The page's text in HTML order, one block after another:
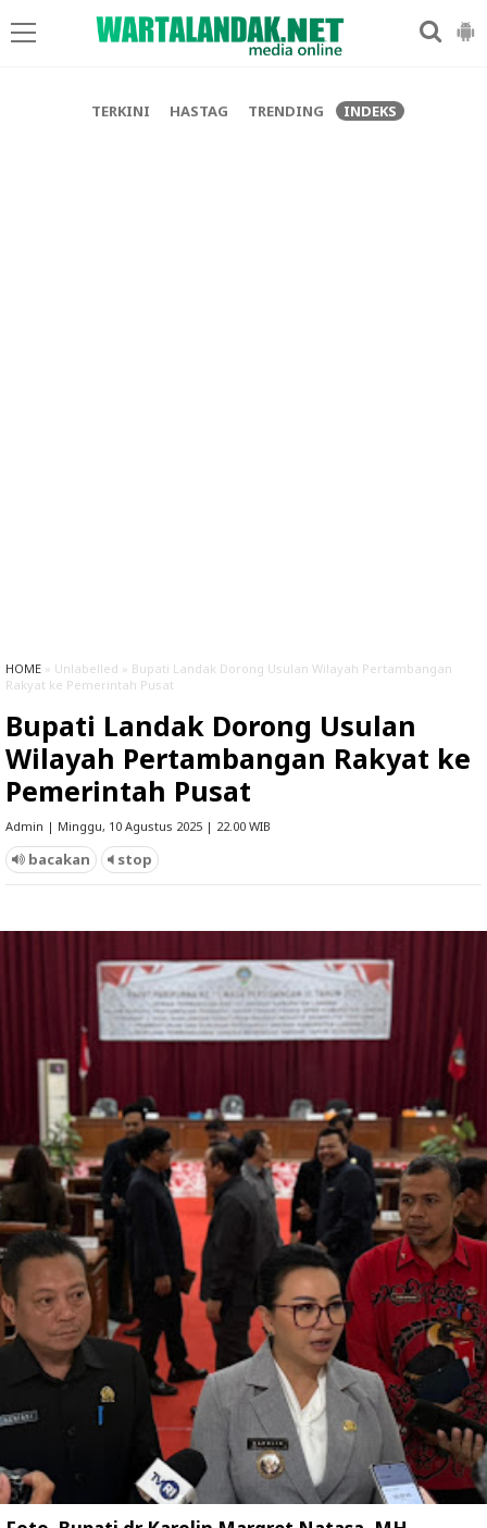
TERKINI HASTAG TRENDING INDEKS
HOME » Unlabelled » Bupati Landak Dorong Usulan Wilayah Pertambangan
Rakyat ke Pemerintah Pusat
Bupati Landak Dorong Usulan
Wilayah Pertambangan Rakyat ke
Pemerintah Pusat
Admin | Minggu, 10 Agustus 2025 | 22.00 WIB
bacakan stop